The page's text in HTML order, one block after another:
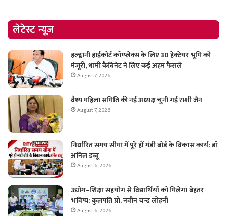
लेटेस्ट न्यूज़
हल्द्वानी हाईकोर्ट कॉम्प्लेक्स के लिए 30 हेक्टेयर भूमि को
मंजूरी, धामी कैबिनेट ने लिए कई अहम फैसले
August 7, 2026
वैश्य महिला समिति की नई अध्यक्ष चुनी गईं राशी जैन
August 7, 2026
निर्धारित समय सीमा में पूरे हों मंडी बोर्ड के विकास कार्य: डॉ
अनिल डब्बू
August 6, 2026
उद्योग–शिक्षा सहयोग से विद्यार्थियों को मिलेगा बेहतर
भविष्य: कुलपति प्रो. नवीन चन्द्र लोहनी
August 6, 2026